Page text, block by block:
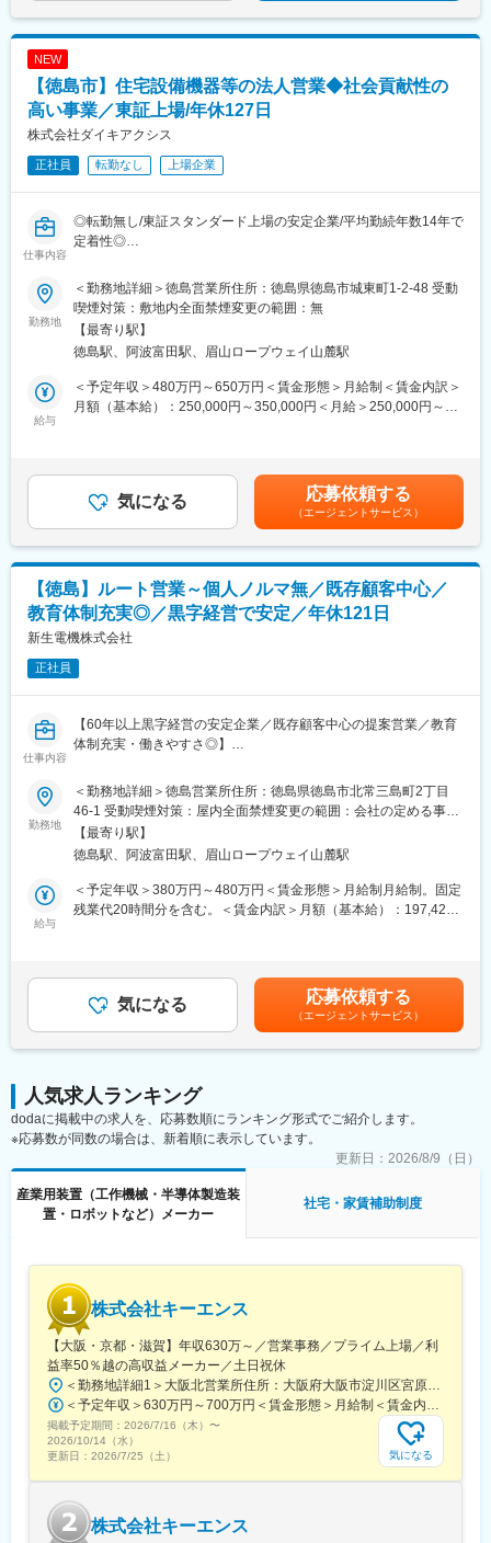
NEW
【徳島市】住宅設備機器等の法人営業◆社会貢献性の
高い事業／東証上場/年休127日
株式会社ダイキアクシス
正社員 転勤なし 上場企業
仕事内容
◎転勤無し/東証スタンダード上場の安定企業/平均勤続年数14年で
定着性◎
◎社会貢献性の高い事業/連結売上高400億円超/グローバルに展開
■採用背景
1958年の創業以来「環境を守る。未来を変える。」をミッション
に浄化槽の製造・販売を主軸とした事業で拡大を進めて参りまし
た。現在は海外にも目を向け、アジア圏を中心に事業進出をし日
本のみならずグローバルの環境課題解決に取り組んでおります。
今回事業を拡大に向けた増員にて募集いたします。
・水回りを中心とした設備機器、内外装工事、空調機器、エクス
テリアなど、住環境を快適にする幅広い商材の販売（既存店
70%・新規店30%）
■就業環境：
年間休日127日
■魅力：～人材への積極的な投資～
が求められます。そこで一人ひとりの社員が着実にステップアッ
プできるように階層別のキャリアプランを作成し、それに合わせ
た教育研修を実施しています。例えば、研修企業と提携しオリジ
ナルの通信教育サイトを立ち上げ、ビジネススキルや管理者向け
に部下のマネジメント法などの習得をサポート。資格取得を目指
を提供しています。
変更の範囲：会社の定める業務
勤務地
＜勤務地詳細＞徳島営業所住所：徳島県徳島市城東町1-2-48 受動
喫煙対策：敷地内全面禁煙変更の範囲：無
【最寄り駅】
徳島駅、阿波富田駅、眉山ロープウェイ山麓駅
給与
＜予定年収＞480万円～650万円＜賃金形態＞月給制＜賃金内訳＞
月額（基本給）：250,000円～350,000円＜月給＞250,000円～
4,000円～7,000円■賞与：年3回（計4.25ヶ月分）※前年度実績賃
金はあくまでも目安の金額であり、選考を通じて上下する可能性
があります。月給(月額)は固定手当を含めた表記です。
気になる 応募依頼する
（エージェントサービス）
【徳島】ルート営業～個人ノルマ無／既存顧客中心／
教育体制充実◎／黒字経営で安定／年休121日
新生電機株式会社
正社員
仕事内容
【60年以上黒字経営の安定企業／既存顧客中心の提案営業／教育
体制充実・働きやすさ◎】
当社は医療、工業、農業、食品、教育分野など多様な業界のお客
様へ制御機器や産業用ロボット、電子部品の提案を行う専門商社
です。今回募集する営業職では、主に製造業のお客様に対して機
械制御パーツや産業機器の提案営業を担当いただきます。既存顧
客を中心に、深い信頼関係の構築と課題解決型の営業活動を行っ
ていただきます。
■業務詳細
・制御盤部品（ブレーカー、インバーター、スイッチ等）や産業
用ロボットの提案、設備更新・保守（リプレース・部品交換）提
・お客様からの要望や問い合わせ対応、新商品情報の案内
■扱うサービス
制御機器、産業用ロボット、電子部品など約500社以上のメーカ
を実現します。
■業務の魅力
既存顧客中心の営業スタイルで、お客様との信頼関係をじっくり
築くことができる環境です。メーカーに縛られない柔軟な提案力
が強みであり、提案の幅が広がります。
■教育体制
入社後は本社研修やOJT（先輩同行）、メーカー研修など充実し
た教育制度があり、未経験の方でも営業スキルを基礎から身につ
■就業環境
勤務地
＜勤務地詳細＞徳島営業所住所：徳島県徳島市北常三島町2丁目
46-1 受動喫煙対策：屋内全面禁煙変更の範囲：会社の定める事業
所【最寄り駅】
徳島駅、阿波富田駅、眉山ロープウェイ山麓駅
給与
＜予定年収＞380万円～480万円＜賃金形態＞月給制月給制。固定
残業代20時間分を含む。＜賃金内訳＞月額（基本給）：197,422
律手当を含む）＜昇給有無＞有＜残業手当＞有＜給与補足＞モデ
ル年収例：25歳380万円、30歳550万円、35歳660万円。賞与・
諸手当を含む。賞与：年2回（7月・12月）賞与の算定基準は固定
残業代を含む月額給与ベースとします。賃金はあくまでも目安の
は固定手当を含めた表記です。
気になる 応募依頼する
（エージェントサービス）
人気求人ランキング
dodaに掲載中の求人を、応募数順にランキング形式でご紹介します。
※応募数が同数の場合は、新着順に表示しています。
更新日： 2026/8/9（日）
産業用装置（工作機械・半導体製造装
置・ロボットなど）メーカー
社宅・家賃補助制度
株式会社キーエンス
【大阪・京都・滋賀】年収630万～／営業事務／プライム上場／利
益率50％越の高収益メーカー／土日祝休
掲載予定期間： 2026/7/16（木） 〜
2026/10/14（水）
更新日： 2026/7/25（土） 気になる
株式会社キーエンス